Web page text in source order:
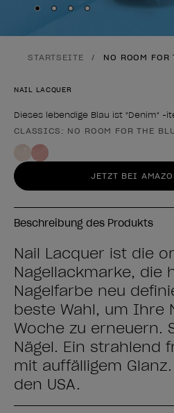
Skip to slide
Skip to slide
Skip to slide
Skip to slide
STARTSEITE NO ROOM FOR
NAIL LACQUER
Dieses lebendige Blau ist "Denim" -
Form des Produkts
CLASSICS: NO ROOM FOR THE
JETZT BEI
Beschreibung des Produkts
Nail Lacquer ist die
Nagellackmarke, die
Nagelfarbe neu
beste Wahl, um Ihre
Woche zu erneuern.
Nägel. Ein strahlend
mit auffälligem
den USA.